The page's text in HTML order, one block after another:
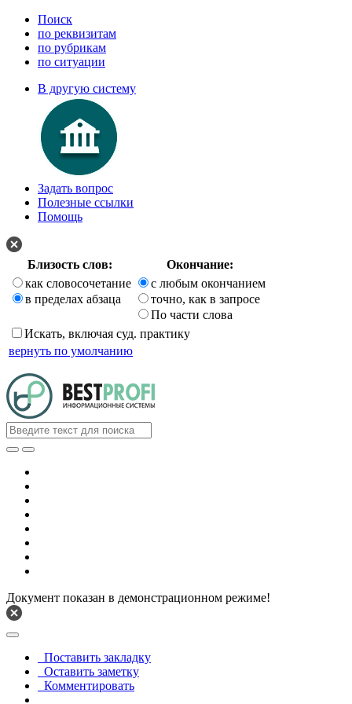
Поиск
по реквизитам
по рубрикам
по ситуации
В другую систему
Задать вопрос
Полезные ссылки
Помощь
Близость слов:
Окончание:
как словосочетание
в пределах абзаца
с любым окончанием
точно, как в запросе
По части слова
Искать, включая суд. практику
вернуть по умолчанию
Документ показан в демонстрационном режиме!
Поставить закладку
Оставить заметку
Комментировать